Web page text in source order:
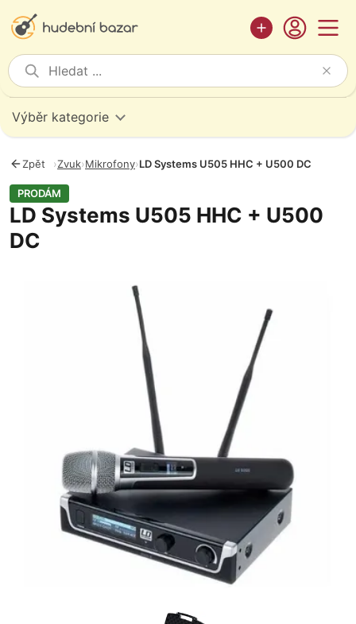
Výběr kategorie
Zpět ›Zvuk›Mikrofony›LD Systems U505 HHC + U500 DC
PRODÁM
LD Systems U505 HHC + U500
DC